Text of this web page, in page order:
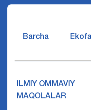
Barcha
ILMIY OMMAVIY
MAQOLALAR